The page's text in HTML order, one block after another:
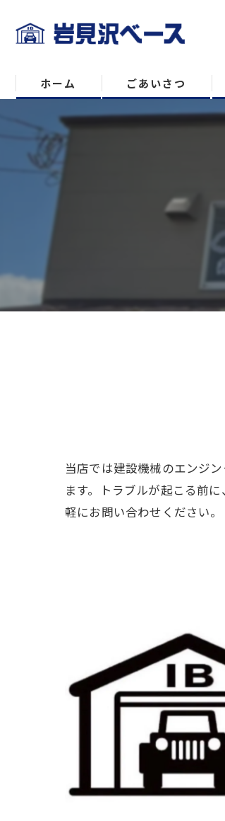
ホーム ごあいさつ
当店では建設機械のエンジ
ます。トラブルが起こる前
軽にお問い合わせください。